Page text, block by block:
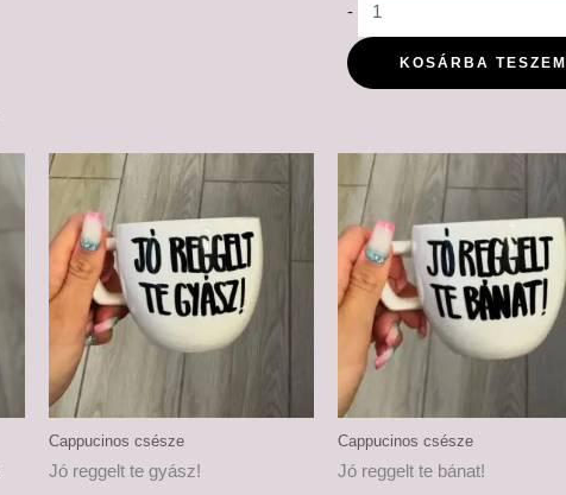
-
KOSÁRBA
Cappucinos csésze
Jó reggelt te gyász!
Cappucinos csésze
Jó reggelt te bánat!